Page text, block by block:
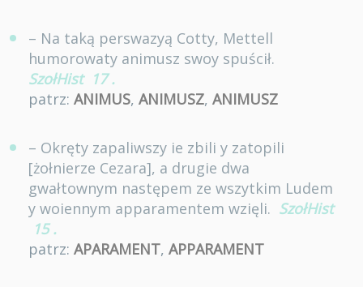
– Na taką perswazyą Cotty, Mettell
humorowaty animusz swoy spuścił.
SzołHist 17 .
patrz: ANIMUS, ANIMUSZ, ANIMUSZ
– Okręty zapaliwszy ie zbili y zatopili
[żołnierze Cezara], a drugie dwa
gwałtownym następem ze wszytkim Ludem
y woiennym apparamentem wzięli. SzołHist
15 .
patrz: APARAMENT, APPARAMENT